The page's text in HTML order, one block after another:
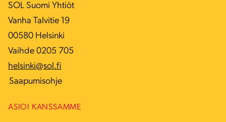
SOL Suomi Yhtiöt
Vanha Talvitie 19
00580 Helsinki
Vaihde 0205 705
helsinki@sol.fi
Saapumisohje
ASIOI KANSSAMME